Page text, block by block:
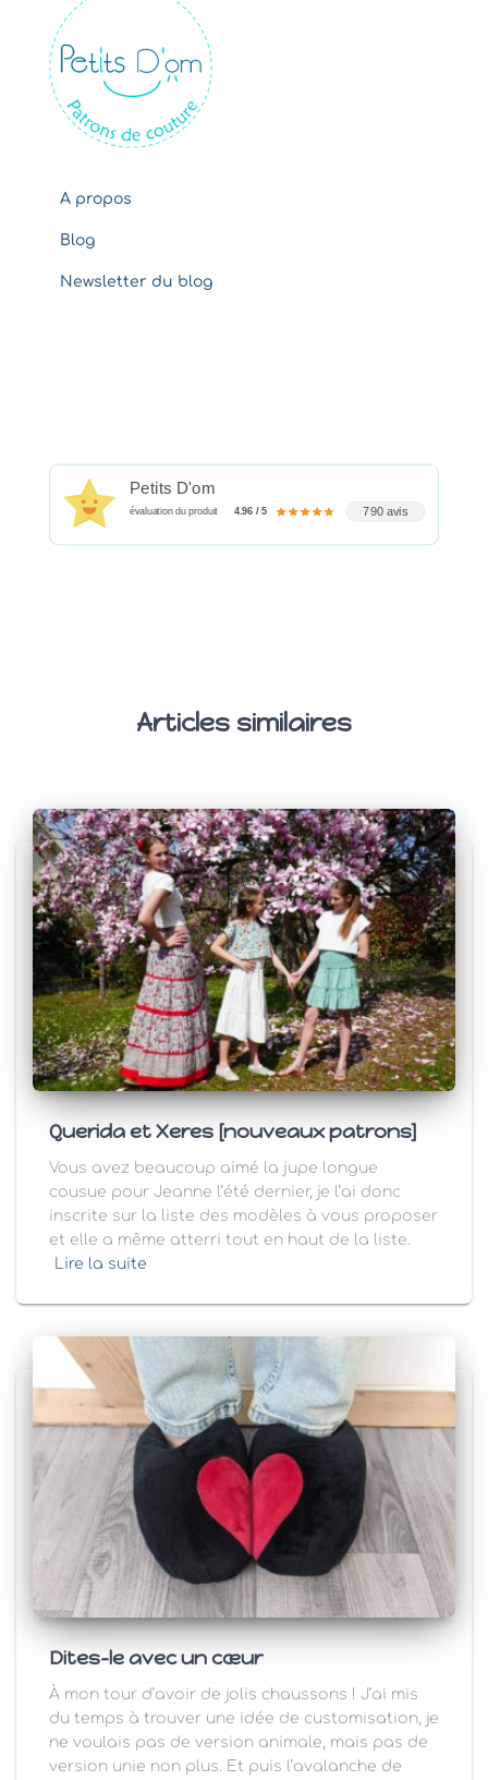
v
e
s
A propos
Blog
Newsletter du blog
Petits D'om
évaluation du produit 4.96 / 5 790 avis
Articles similaires
Querida et Xeres [nouveaux patrons]
Vous avez beaucoup aimé la jupe longue
cousue pour Jeanne l’été dernier, je l’ai donc
inscrite sur la liste des modèles à vous proposer
et elle a même atterri tout en haut de la liste.
Lire la suite
Dites-le avec un cœur
À mon tour d’avoir de jolis chaussons ! J’ai mis
du temps à trouver une idée de customisation, je
ne voulais pas de version animale, mais pas de
version unie non plus. Et puis l’avalanche de